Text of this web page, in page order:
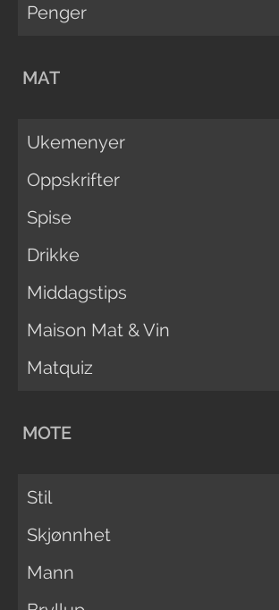
Penger
MAT
Ukemenyer
Oppskrifter
Spise
Drikke
Middagstips
Maison Mat & Vin
Matquiz
MOTE
Stil
Skjønnhet
Mann